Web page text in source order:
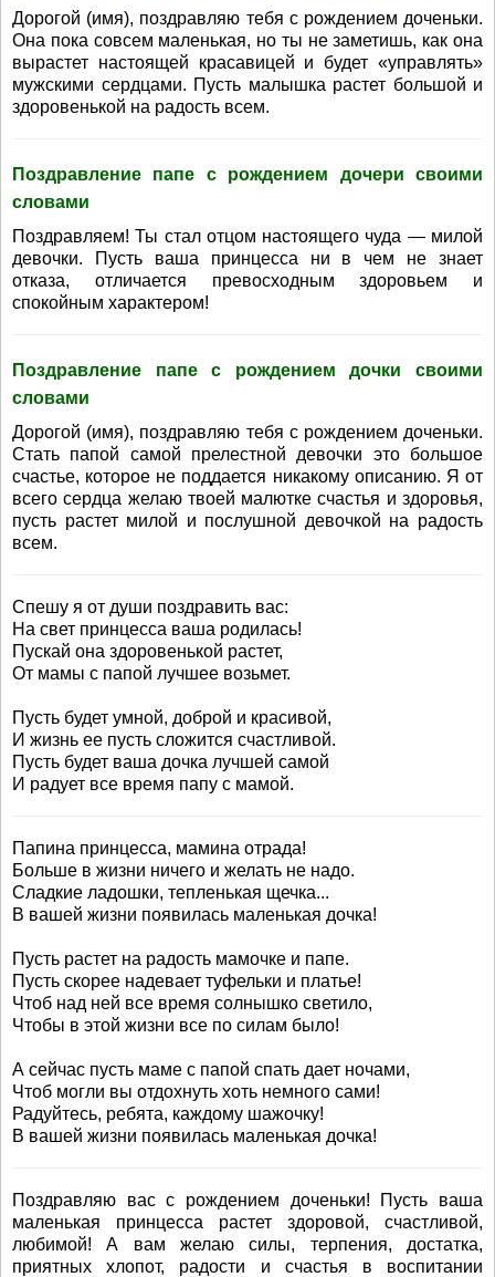
Дорогой (имя), поздравляю тебя с рождением доченьки.
Она пока совсем маленькая, но ты не заметишь, как она
вырастет настоящей красавицей и будет «управлять»
мужскими сердцами. Пусть малышка растет большой и
здоровенькой на радость всем.
Поздравление папе с рождением дочери своими
словами
Поздравляем! Ты стал отцом настоящего чуда — милой
девочки. Пусть ваша принцесса ни в чем не знает
отказа, отличается превосходным здоровьем и
спокойным характером!
Поздравление папе с рождением дочки своими
словами
Дорогой (имя), поздравляю тебя с рождением доченьки.
Стать папой самой прелестной девочки это большое
счастье, которое не поддается никакому описанию. Я от
всего сердца желаю твоей малютке счастья и здоровья,
пусть растет милой и послушной девочкой на радость
всем.
Спешу я от души поздравить вас:
На свет принцесса ваша родилась!
Пускай она здоровенькой растет,
От мамы с папой лучшее возьмет.
Пусть будет умной, доброй и красивой,
И жизнь ее пусть сложится счастливой.
Пусть будет ваша дочка лучшей самой
И радует все время папу с мамой.
Папина принцесса, мамина отрада!
Больше в жизни ничего и желать не надо.
Сладкие ладошки, тепленькая щечка...
В вашей жизни появилась маленькая дочка!
Пусть растет на радость мамочке и папе.
Пусть скорее надевает туфельки и платье!
Чтоб над ней все время солнышко светило,
Чтобы в этой жизни все по силам было!
А сейчас пусть маме с папой спать дает ночами,
Чтоб могли вы отдохнуть хоть немного сами!
Радуйтесь, ребята, каждому шажочку!
В вашей жизни появилась маленькая дочка!
Поздравляю вас с рождением доченьки! Пусть ваша
маленькая принцесса растет здоровой, счастливой,
любимой! А вам желаю силы, терпения, достатка,
приятных хлопот, радости и счастья в воспитании